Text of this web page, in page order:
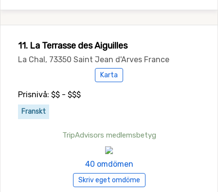
11. La Terrasse des Aiguilles
La Chal, 73350 Saint Jean d'Arves France
Karta
Prisnivå: $$ - $$$
Franskt
TripAdvisors medlemsbetyg
40 omdömen
Skriv eget omdöme